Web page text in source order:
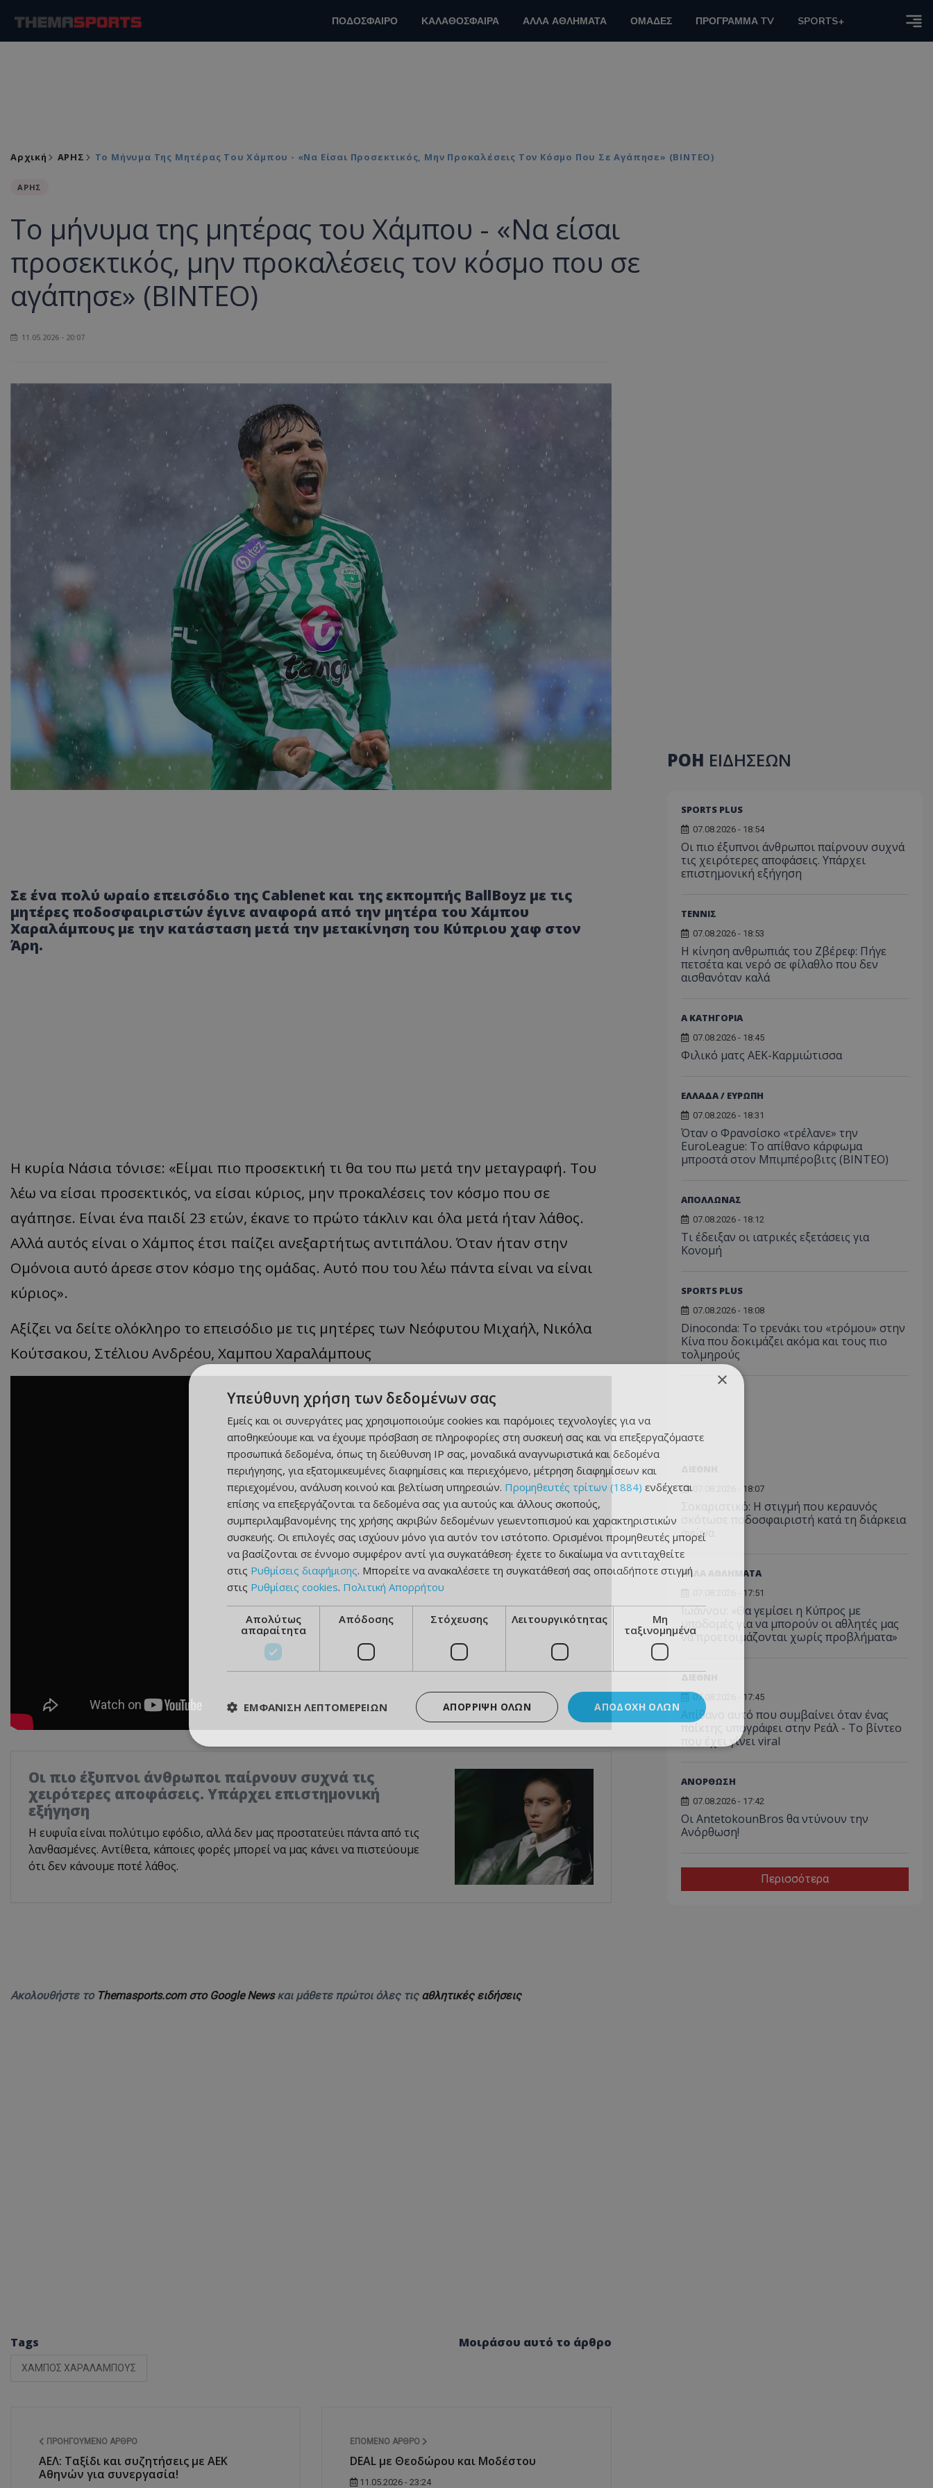
ΠΟΔΟΣΦΑΙΡΟ ΚΑΛΑΘΟΣΦΑΙΡΑ ΑΛΛΑ ΑΘΛΗΜΑΤΑ ΟΜΑΔΕΣ ΠΡΟΓΡΑΜΜΑ TV SPORTS+
Αρχική ΑΡΗΣ Το Μήνυμα Της Μητέρας Του Χάμπου - «Να Είσαι Προσεκτικός, Μην Προκαλέσεις Τον Κόσμο Που Σε Αγάπησε» (ΒΙΝΤΕΟ)
ΑΡΗΣ
Το μήνυμα της μητέρας του Χάμπου - «Να είσαι
προσεκτικός, μην προκαλέσεις τον κόσμο που σε
αγάπησε» (ΒΙΝΤΕΟ)
11.05.2026 - 20:07
Σε ένα πολύ ωραίο επεισόδιο της Cablenet και της εκπομπής ΒallBoyz με τις
μητέρες ποδοσφαιριστών έγινε αναφορά από την μητέρα του Χάμπου
Χαραλάμπους με την κατάσταση μετά την μετακίνηση του Κύπριου χαφ στον
Άρη.
Η κυρία Νάσια τόνισε: «Είμαι πιο προσεκτική τι θα του πω μετά την μεταγραφή. Του
λέω να είσαι προσεκτικός, να είσαι κύριος, μην προκαλέσεις τον κόσμο που σε
αγάπησε. Είναι ένα παιδί 23 ετών, έκανε το πρώτο τάκλιν και όλα μετά ήταν λάθος.
Αλλά αυτός είναι ο Χάμπος έτσι παίζει ανεξαρτήτως αντιπάλου. Όταν ήταν στην
Ομόνοια αυτό άρεσε στον κόσμο της ομάδας. Αυτό που του λέω πάντα είναι να είναι
κύριος».
Αξίζει να δείτε ολόκληρο το επεισόδιο με τις μητέρες των Νεόφυτου Μιχαήλ, Νικόλα
Κούτσακου, Στέλιου Ανδρέου, Χαμπου Χαραλάμπους
Οι πιο έξυπνοι άνθρωποι παίρνουν συχνά τις
χειρότερες αποφάσεις. Υπάρχει επιστημονική
εξήγηση
Η ευφυΐα είναι πολύτιμο εφόδιο, αλλά δεν μας προστατεύει πάντα από τις
λανθασμένες. Αντίθετα, κάποιες φορές μπορεί να μας κάνει να πιστεύουμε
ότι δεν κάνουμε ποτέ λάθος.
Ακολουθήστε το Themasports.com στο Google Newsκαι μάθετε πρώτοι όλες τις αθλητικές ειδήσεις
Tags
ΧΑΜΠΟΣ ΧΑΡΑΛΑΜΠΟΥΣ
Μοιράσου αυτό το άρθρο
ΠΡΟΗΓΟΎΜΕΝΟ ΆΡΘΡΟ
ΑΕΛ: Ταξίδι και συζητήσεις με ΑΕΚ
Αθηνών για συνεργασία!
ΕΠΌΜΕΝΟ ΆΡΘΡΟ
DEAL με Θεοδώρου και Μοδέστου
11.05.2026 - 23:24
ΡΟΗ ΕΙΔΗΣΕΩΝ
SPORTS PLUS
07.08.2026 - 18:54
Οι πιο έξυπνοι άνθρωποι παίρνουν συχνά
τις χειρότερες αποφάσεις. Υπάρχει
επιστημονική εξήγηση
ΤΕΝΝΙΣ
07.08.2026 - 18:53
Η κίνηση ανθρωπιάς του Ζβέρεφ: Πήγε
πετσέτα και νερό σε φίλαθλο που δεν
αισθανόταν καλά
Α ΚΑΤΗΓΟΡΙΑ
07.08.2026 - 18:45
Φιλικό ματς ΑΕΚ-Καρμιώτισσα
ΕΛΛΑΔΑ / ΕΥΡΩΠΗ
07.08.2026 - 18:31
Όταν ο Φρανσίσκο «τρέλανε» την
EuroLeague: Το απίθανο κάρφωμα
μπροστά στον Μπιμπέροβιτς (ΒΙΝΤΕΟ)
ΑΠΟΛΛΩΝΑΣ
07.08.2026 - 18:12
Τι έδειξαν οι ιατρικές εξετάσεις για
Κονομή
SPORTS PLUS
07.08.2026 - 18:08
Dinoconda: Το τρενάκι του «τρόμου» στην
Κίνα που δοκιμάζει ακόμα και τους πιο
τολμηρούς
07.08.2026 - 18:07
Σοκαριστικό: Η στιγμή που κεραυνός
σκότωσε ποδοσφαιριστή κατά τη διάρκεια
αγώνα
ΑΛΛΑ ΑΘΛΗΜΑΤΑ
07.08.2026 - 17:51
Ιωάννου: «Θα γεμίσει η Κύπρος με
υποδομές για να μπορούν οι αθλητές μας
να προετοιμάζονται χωρίς προβλήματα»
07.08.2026 - 17:45
Απίθανο αυτό που συμβαίνει όταν ένας
παίκτης υπογράφει στην Ρεάλ - Το βίντεο
που έχει γίνει viral
ΑΝΟΡΘΩΣΗ
07.08.2026 - 17:42
Οι AntetokounBros θα ντύνουν την
Ανόρθωση!
Περισσότερα
×
Υπεύθυνη χρήση των δεδομένων σας
Εμείς και οι συνεργάτες μας χρησιμοποιούμε cookies και παρόμοιες τεχνολογίες για να
αποθηκεύουμε και να έχουμε πρόσβαση σε πληροφορίες στη συσκευή σας και να επεξεργαζόμαστε
προσωπικά δεδομένα, όπως τη διεύθυνση IP σας, μοναδικά αναγνωριστικά και δεδομένα
περιήγησης, για εξατομικευμένες διαφημίσεις και περιεχόμενο, μέτρηση διαφημίσεων και
περιεχομένου, ανάλυση κοινού και βελτίωση υπηρεσιών. Προμηθευτές τρίτων (1884) ενδέχεται
επίσης να επεξεργάζονται τα δεδομένα σας για αυτούς και άλλους σκοπούς,
συμπεριλαμβανομένης της χρήσης ακριβών δεδομένων γεωεντοπισμού και χαρακτηριστικών
συσκευής. Οι επιλογές σας ισχύουν μόνο για αυτόν τον ιστότοπο. Ορισμένοι προμηθευτές μπορεί
να βασίζονται σε έννομο συμφέρον αντί για συγκατάθεση· έχετε το δικαίωμα να αντιταχθείτε
στις Ρυθμίσεις διαφήμισης. Μπορείτε να ανακαλέσετε τη συγκατάθεσή σας οποιαδήποτε στιγμή
στις Ρυθμίσεις cookies. Πολιτική Απορρήτου
Απολύτως
απαραίτητα
Απόδοσης Στόχευσης Λειτουργικότητας
Μη
ταξινομημένα
ΑΠΟΔΟΧΉ ΌΛΩΝ
ΑΠΌΡΡΙΨΗ ΌΛΩΝ
ΕΜΦΆΝΙΣΗ ΛΕΠΤΟΜΕΡΕΙΏΝ